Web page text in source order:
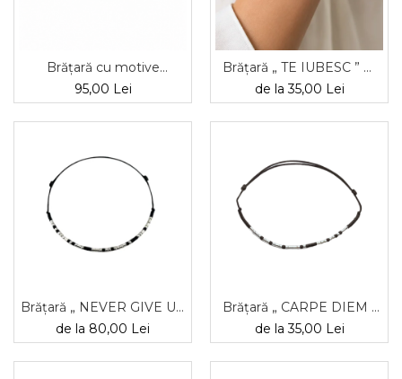
Brățară cu motive
tradiționale românești, din
mărgele TOHO
95,00 Lei
Brățară „ TE IUBESC ” —
morse, diverse materiale
de la 35,00 Lei
Brățară „ NEVER GIVE UP
” — morse, diverse
materiale
de la 80,00 Lei
Brățară „ CARPE DIEM ”
— morse, diverse
materiale
de la 35,00 Lei